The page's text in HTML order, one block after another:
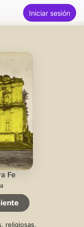
Iniciar sesión
Fe
religiosas,